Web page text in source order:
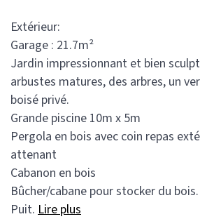
Extérieur:
Garage : 21.7m²
Jardin impressionnant et bien
arbustes matures, des arbres, un
boisé privé.
Grande piscine 10m x 5m
Pergola en bois avec coin repas
attenant
Cabanon en bois
Bûcher/cabane pour stocker du bois.
Puit. Lire plus